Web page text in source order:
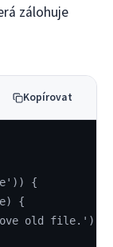
zálohuje
Kopírovat
{
{
old file.');